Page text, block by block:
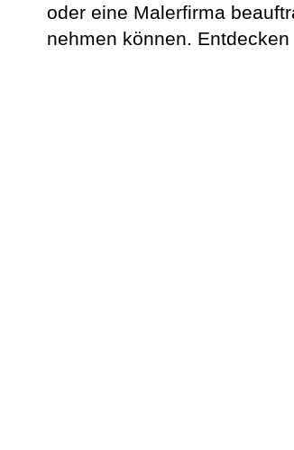
oder eine Malerfirma
nehmen können.